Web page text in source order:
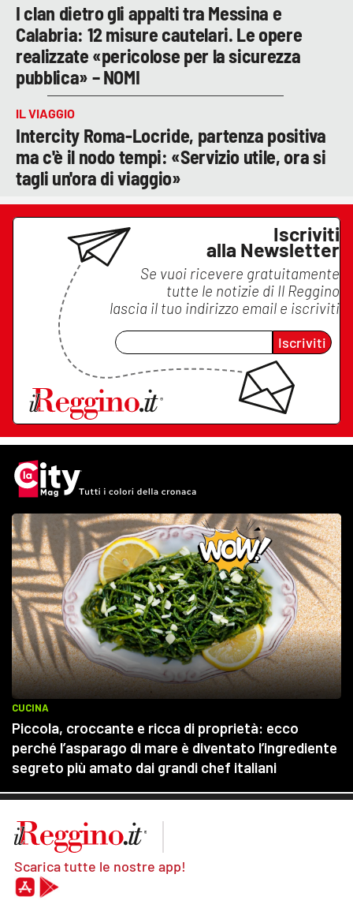
I clan dietro gli appalti tra Messina e
Calabria: 12 misure cautelari. Le opere
realizzate «pericolose per la sicurezza
pubblica» – NOMI
IL VIAGGIO
Intercity Roma-Locride, partenza positiva
ma c'è il nodo tempi: «Servizio utile, ora si
tagli un'ora di viaggio»
Iscriviti
alla Newsletter
Se vuoi ricevere gratuitamente
tutte le notizie di Il Reggino
lascia il tuo indirizzo email e iscriviti
Iscriviti
Scarica tutte le nostre app!